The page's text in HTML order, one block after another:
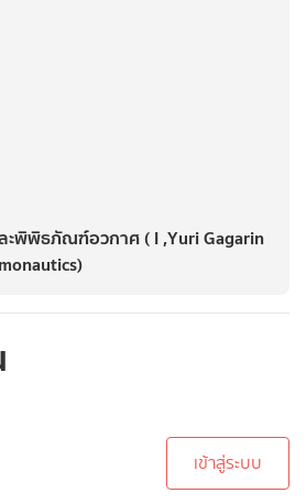
พิพิธภัณฑ์อวกาศ ( I ,Yuri Gagarin
เข้าสู่ระบบ